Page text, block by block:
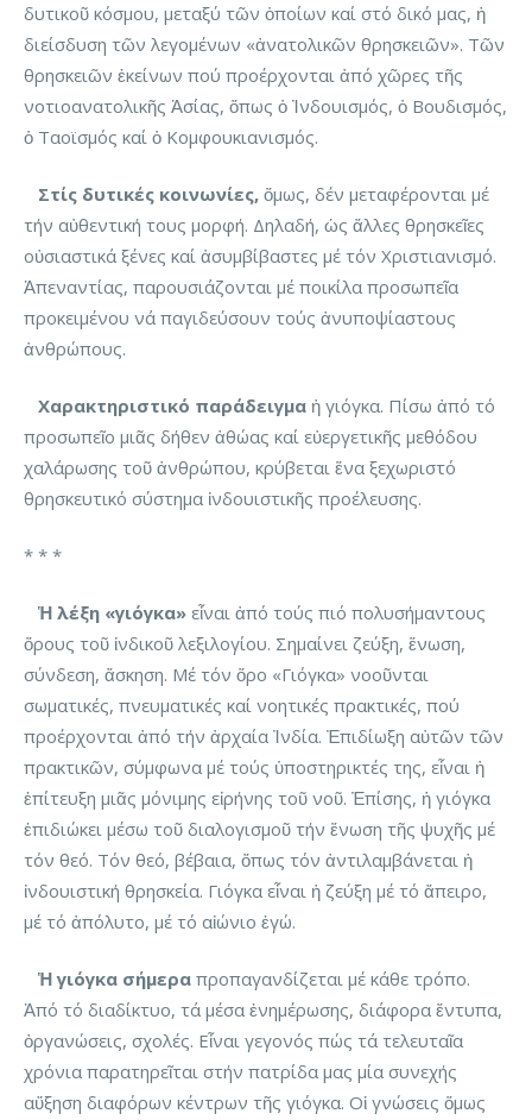
δυτικοῦ κόσμου, μεταξύ τῶν ὁποίων καί στό δικό μας, ἡ
διείσδυση τῶν λεγομένων «ἀνατολικῶν θρησκειῶν». Τῶν
θρησκειῶν ἐκείνων πού προέρχονται ἀπό χῶρες τῆς
νοτιοανατολικῆς Ἀσίας, ὅπως ὁ Ἰνδουισμός, ὁ Βουδισμός,
ὁ Ταοϊσμός καί ὁ Κομφουκιανισμός.
Στίς δυτικές κοινωνίες, ὅμως, δέν μεταφέρονται μέ
τήν αὐθεντική τους μορφή. Δηλαδή, ὡς ἄλλες θρησκεῖες
οὐσιαστικά ξένες καί ἀσυμβίβαστες μέ τόν Χριστιανισμό.
Ἀπεναντίας, παρουσιάζονται μέ ποικίλα προσωπεῖα
προκειμένου νά παγιδεύσουν τούς ἀνυποψίαστους
ἀνθρώπους.
Χαρακτηριστικό παράδειγμα ἡ γιόγκα. Πίσω ἀπό τό
προσωπεῖο μιᾶς δήθεν ἀθώας καί εὐεργετικῆς μεθόδου
χαλάρωσης τοῦ ἀνθρώπου, κρύβεται ἕνα ξεχωριστό
θρησκευτικό σύστημα ἰνδουιστικῆς προέλευσης.
* * *
Ἡ λέξη «γιόγκα» εἶναι ἀπό τούς πιό πολυσήμαντους
ὅρους τοῦ ἰνδικοῦ λεξιλογίου. Σημαίνει ζεύξη, ἕνωση,
σύνδεση, ἄσκηση. Μέ τόν ὅρο «Γιόγκα» νοοῦνται
σωματικές, πνευματικές καί νοητικές πρακτικές, πού
προέρχονται ἀπό τήν ἀρχαία Ἰνδία. Ἐπιδίωξη αὐτῶν τῶν
πρακτικῶν, σύμφωνα μέ τούς ὑποστηρικτές της, εἶναι ἡ
ἐπίτευξη μιᾶς μόνιμης εἰρήνης τοῦ νοῦ. Ἐπίσης, ἡ γιόγκα
ἐπιδιώκει μέσω τοῦ διαλογισμοῦ τήν ἕνωση τῆς ψυχῆς μέ
τόν θεό. Τόν θεό, βέβαια, ὅπως τόν ἀντιλαμβάνεται ἡ
ἰνδουιστική θρησκεία. Γιόγκα εἶναι ἡ ζεύξη μέ τό ἄπειρο,
μέ τό ἀπόλυτο, μέ τό αἰώνιο ἐγώ.
Ἡ γιόγκα σήμερα προπαγανδίζεται μέ κάθε τρόπο.
Ἀπό τό διαδίκτυο, τά μέσα ἐνημέρωσης, διάφορα ἔντυπα,
ὀργανώσεις, σχολές. Εἶναι γεγονός πώς τά τελευταῖα
χρόνια παρατηρεῖται στήν πατρίδα μας μία συνεχής
αὔξηση διαφόρων κέντρων τῆς γιόγκα. Οἱ γνώσεις ὅμως